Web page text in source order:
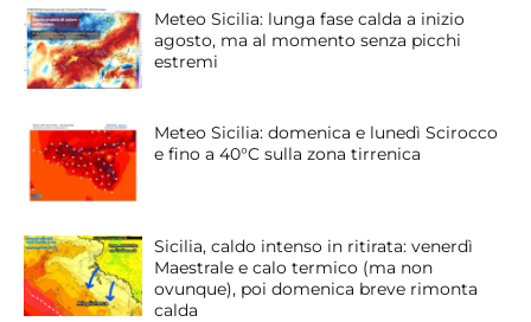
Meteo Sicilia: lunga fase calda a inizio
agosto, ma al momento senza picchi
estremi
Meteo Sicilia: domenica e lunedì Scirocco
e fino a 40°C sulla zona tirrenica
Sicilia, caldo intenso in ritirata: venerdì
Maestrale e calo termico (ma non
ovunque), poi domenica breve rimonta
calda